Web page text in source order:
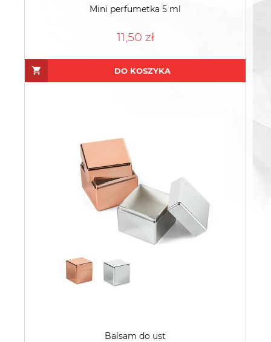
Mini perfumetka 5 ml
11,50 zł
DO KOSZYKA
Balsam do ust